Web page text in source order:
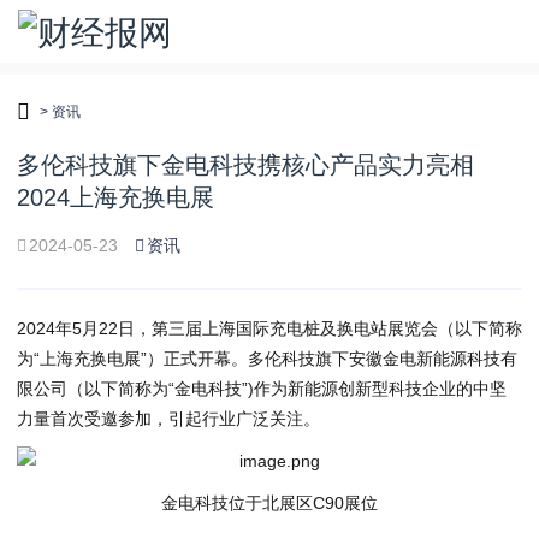
> 资讯
多伦科技旗下金电科技携核心产品实力亮相
2024上海充换电展
2024-05-23 资讯
2024年5月22日，第三届上海国际充电桩及换电站展览会（以下简称
为“上海充换电展”）正式开幕。多伦科技旗下安徽金电新能源科技有
限公司（以下简称为“金电科技”)作为新能源创新型科技企业的中坚
力量首次受邀参加，引起行业广泛关注。
金电科技位于北展区C90展位